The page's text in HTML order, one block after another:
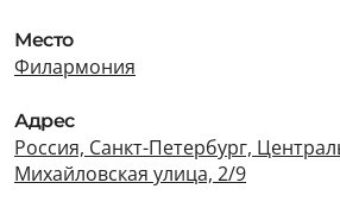
Место
Филармония
Адрес
Россия, Санкт-Петербург,
Михайловская улица, 2/9